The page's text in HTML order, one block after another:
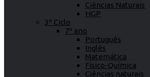
Ciências Naturais
HGP
3º Ciclo
7º ano
Português
Inglês
Matemática
Físico-Química
Ciências naturais